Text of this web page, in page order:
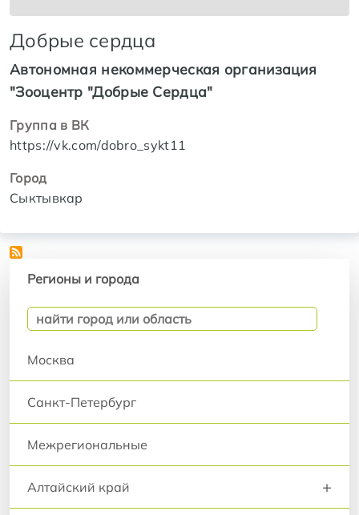
Добрые сердца
Автономная некоммерческая организация
"Зооцентр "Добрые Сердца"
Группа в ВК
https://vk.com/dobro_sykt11
Город
Сыктывкар
Регионы и города
Москва
Санкт-Петербург
Межрегиональные
Алтайский край +